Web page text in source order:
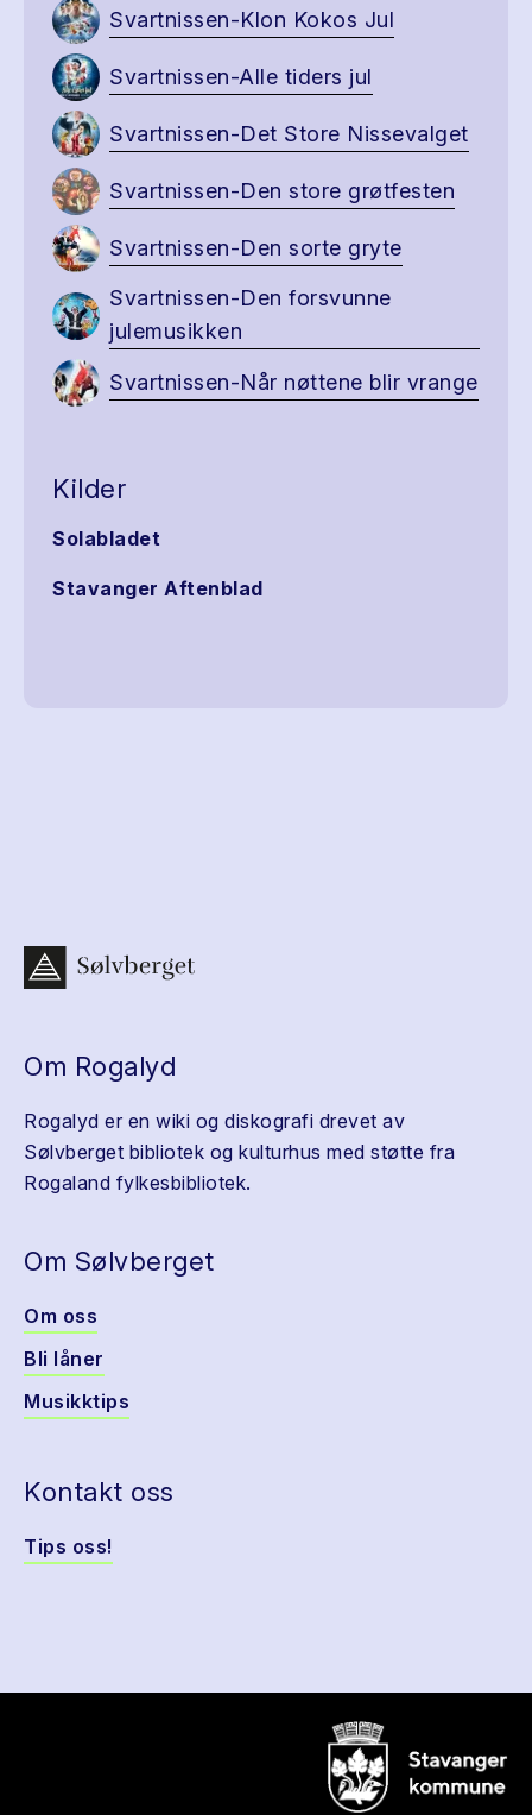
Svartnissen-Klon Kokos Jul
Svartnissen-Alle tiders jul
Svartnissen-Det Store Nissevalget
Svartnissen-Den store grøtfesten
Svartnissen-Den sorte gryte
Svartnissen-Den forsvunne
julemusikken
Svartnissen-Når nøttene blir vrange
Kilder
Solabladet
Stavanger Aftenblad
Om Rogalyd
Rogalyd er en wiki og diskografi drevet av
Sølvberget bibliotek og kulturhus med støtte fra
Rogaland fylkesbibliotek.
Om Sølvberget
Om oss
Bli låner
Musikktips
Kontakt oss
Tips oss!